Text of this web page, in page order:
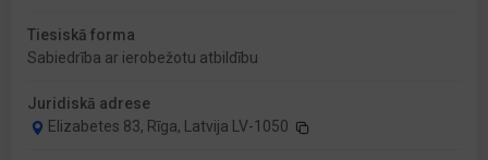
Tiesiskā forma
Sabiedrība ar ierobežotu atbildību
Juridiskā adrese
Elizabetes 83, Rīga, Latvija LV-1050